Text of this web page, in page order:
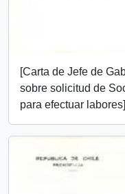
[Carta de Jefe de
sobre solicitud de
para efectuar labores]